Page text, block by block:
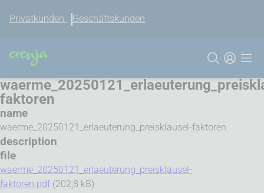
Privatkunden Geschäftskunden
faktoren
name
waerme_20250121_erlaeuterung_preisklausel-faktoren
description
file
waerme_20250121_erlaeuterung_preisklausel-
faktoren.pdf (202,8 kB)